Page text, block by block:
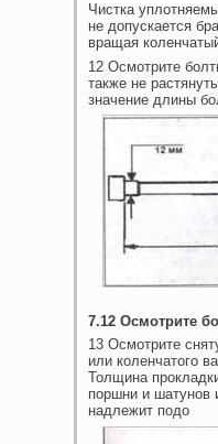
Чистка
не допускается
вращая
12 Осмотрите
также не
значение длины
7.12 Осмотрите
13 Осмотрите
или коленчатого
Толщина
поршни и шатунов
надлежит подо